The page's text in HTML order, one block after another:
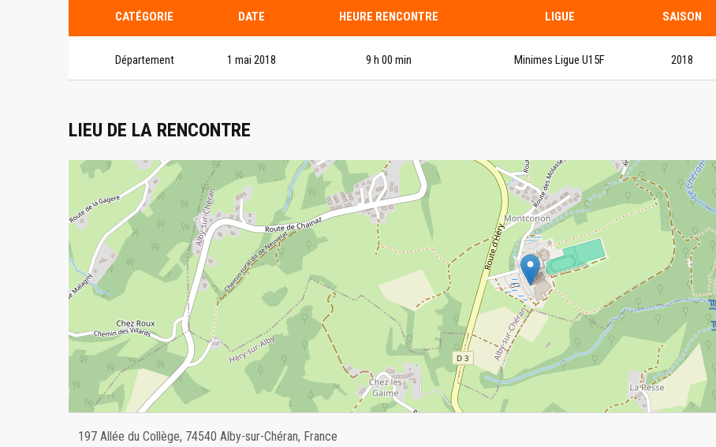
CATÉGORIE DATE HEURE RENCONTRE LIGUE SAISON
Département 1 mai 2018 9 h 00 min Minimes Ligue U15F 2018
LIEU DE LA RENCONTRE
197 Allée du Collège, 74540 Alby-sur-Chéran, France